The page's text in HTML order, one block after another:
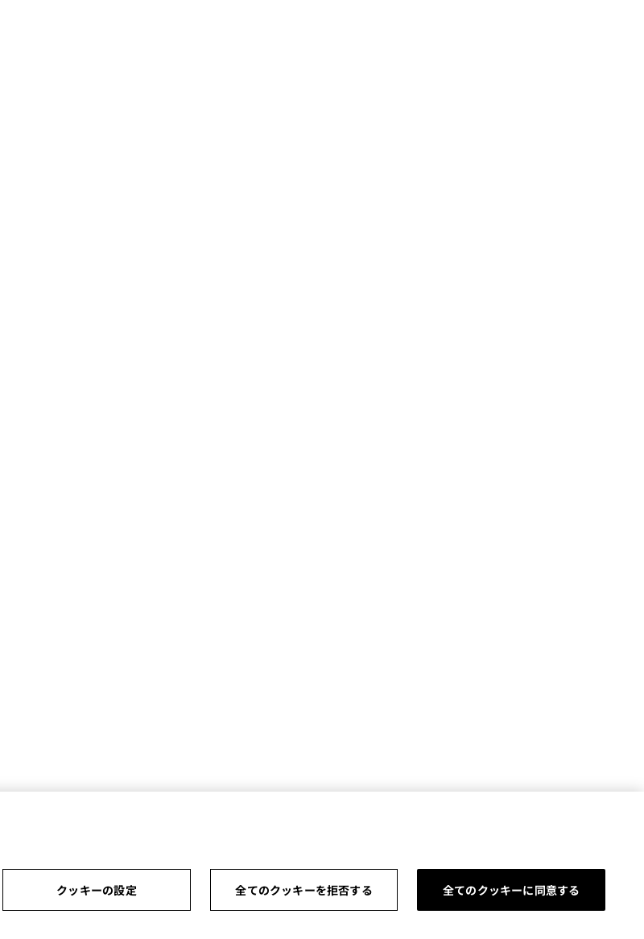
クッキーの設定 全てのクッキーを拒否する 全てのクッキーに同意する